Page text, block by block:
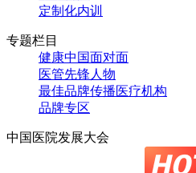
定制化内训
专题栏目
健康中国面对面
医管先锋人物
最佳品牌传播医疗机构
品牌专区
中国医院发展大会